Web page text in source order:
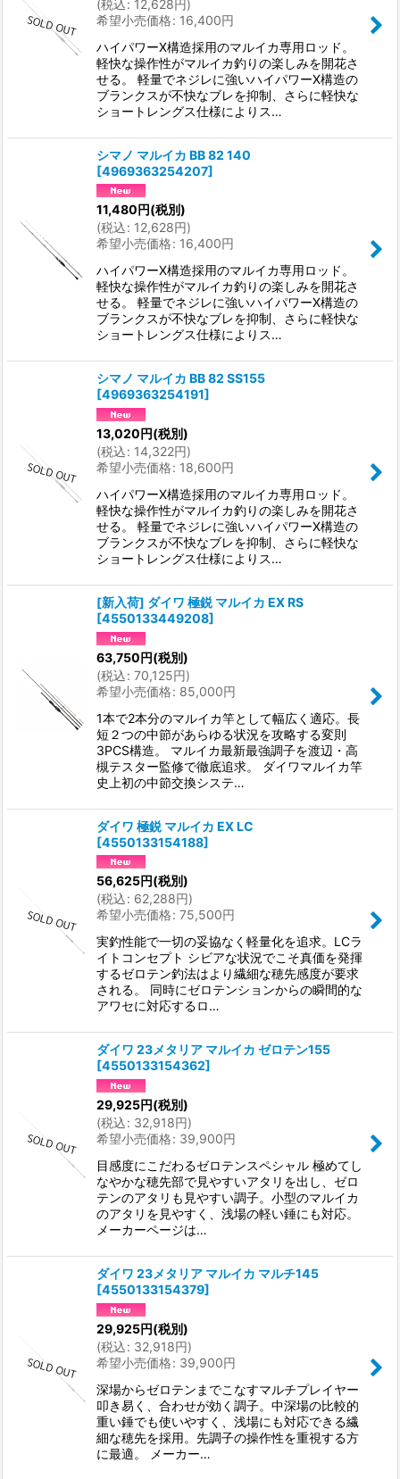
(税込: 12,628円)
希望小売価格: 16,400円
ハイパワーX構造採用のマルイカ専用ロッド。
軽快な操作性がマルイカ釣りの楽しみを開花さ
せる。 軽量でネジレに強いハイパワーX構造の
ブランクスが不快なブレを抑制、さらに軽快な
ショートレングス仕様によりス…
シマノ マルイカ BB 82 140
[4969363254207]
11,480円(税別)
(税込: 12,628円)
希望小売価格: 16,400円
ハイパワーX構造採用のマルイカ専用ロッド。
軽快な操作性がマルイカ釣りの楽しみを開花さ
せる。 軽量でネジレに強いハイパワーX構造の
ブランクスが不快なブレを抑制、さらに軽快な
ショートレングス仕様によりス…
シマノ マルイカ BB 82 SS155
[4969363254191]
13,020円(税別)
(税込: 14,322円)
希望小売価格: 18,600円
ハイパワーX構造採用のマルイカ専用ロッド。
軽快な操作性がマルイカ釣りの楽しみを開花さ
せる。 軽量でネジレに強いハイパワーX構造の
ブランクスが不快なブレを抑制、さらに軽快な
ショートレングス仕様によりス…
[新入荷] ダイワ 極鋭 マルイカ EX RS
[4550133449208]
63,750円(税別)
(税込: 70,125円)
希望小売価格: 85,000円
1本で2本分のマルイカ竿として幅広く適応。長
短２つの中節があらゆる状況を攻略する変則
3PCS構造。 マルイカ最新最強調子を渡辺・高
槻テスター監修で徹底追求。 ダイワマルイカ竿
史上初の中節交換システ…
ダイワ 極鋭 マルイカ EX LC
[4550133154188]
56,625円(税別)
(税込: 62,288円)
希望小売価格: 75,500円
実釣性能で一切の妥協なく軽量化を追求。LCラ
イトコンセプト シビアな状況でこそ真価を発揮
するゼロテン釣法はより繊細な穂先感度が要求
される。 同時にゼロテンションからの瞬間的な
アワセに対応するロ…
ダイワ 23メタリア マルイカ ゼロテン155
[4550133154362]
29,925円(税別)
(税込: 32,918円)
希望小売価格: 39,900円
目感度にこだわるゼロテンスペシャル 極めてし
なやかな穂先部で見やすいアタリを出し、ゼロ
テンのアタリも見やすい調子。小型のマルイカ
のアタリを見やすく、浅場の軽い錘にも対応。
メーカーページは…
ダイワ 23メタリア マルイカ マルチ145
[4550133154379]
29,925円(税別)
(税込: 32,918円)
希望小売価格: 39,900円
深場からゼロテンまでこなすマルチプレイヤー
叩き易く、合わせが効く調子。中深場の比較的
重い錘でも使いやすく、浅場にも対応できる繊
細な穂先を採用。先調子の操作性を重視する方
に最適。 メーカー…